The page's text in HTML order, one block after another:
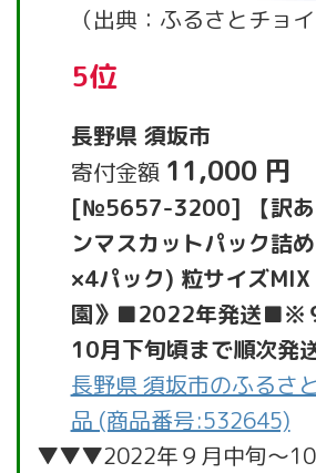
（出典：ふるさとチョイ
5位
長野県 須坂市
寄付金額 11,000 円
[№5657-3200] 【訳あ
ンマスカットパック詰
×4パック) 粒サイズ
園》■2022年発送■※
10月下旬頃まで順次発
長野県 須坂市のふるさ
品 (商品番号:532645)
▼▼▼2022年９月中旬～10